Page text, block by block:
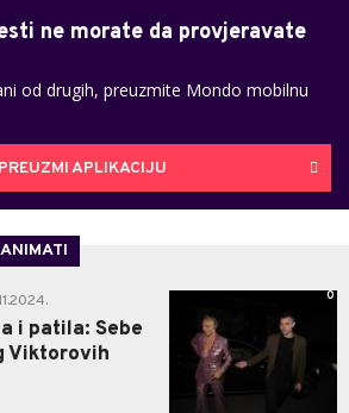
ne morate da provjeravate
od drugih, preuzmite Mondo mobilnu
PREUZMI APLIKACIJU
i patila: Sebe
Viktorovih
0